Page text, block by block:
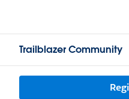
Trailblazer Community